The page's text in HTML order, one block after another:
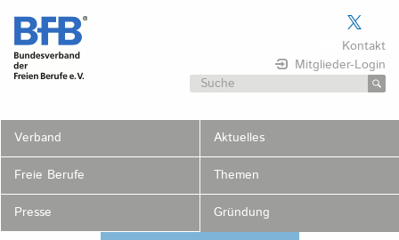
Skip
content
Kontakt
Mitglieder-Login
Suchen
Verband Aktuelles
Freie Berufe Themen
Presse Gründung